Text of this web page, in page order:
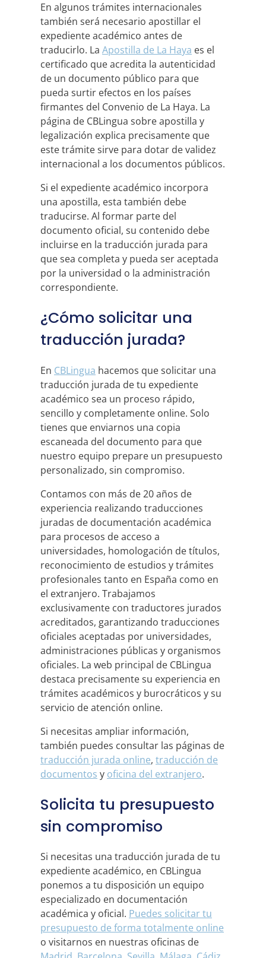
En algunos trámites internacionales
también será necesario apostillar el
expediente académico antes de
traducirlo. La Apostilla de La Haya es el
certificado que acredita la autenticidad
de un documento público para que
pueda surtir efectos en los países
firmantes del Convenio de La Haya. La
página de CBLingua sobre apostilla y
legalización explica precisamente que
este trámite sirve para dotar de validez
internacional a los documentos públicos.
Si el expediente académico incorpora
una apostilla, esta también debe
traducirse. Al formar parte del
documento oficial, su contenido debe
incluirse en la traducción jurada para
que sea completa y pueda ser aceptada
por la universidad o la administración
correspondiente.
¿Cómo solicitar una
traducción jurada?
En CBLingua hacemos que solicitar una
traducción jurada de tu expediente
académico sea un proceso rápido,
sencillo y completamente online. Solo
tienes que enviarnos una copia
escaneada del documento para que
nuestro equipo prepare un presupuesto
personalizado, sin compromiso.
Contamos con más de 20 años de
experiencia realizando traducciones
juradas de documentación académica
para procesos de acceso a
universidades, homologación de títulos,
reconocimiento de estudios y trámites
profesionales tanto en España como en
el extranjero. Trabajamos
exclusivamente con traductores jurados
acreditados, garantizando traducciones
oficiales aceptadas por universidades,
administraciones públicas y organismos
oficiales. La web principal de CBLingua
destaca precisamente su experiencia en
trámites académicos y burocráticos y su
servicio de atención online.
Si necesitas ampliar información,
también puedes consultar las páginas de
traducción jurada online, traducción de
documentos y oficina del extranjero.
Solicita tu presupuesto
sin compromiso
Si necesitas una traducción jurada de tu
expediente académico, en CBLingua
ponemos a tu disposición un equipo
especializado en documentación
académica y oficial. Puedes solicitar tu
presupuesto de forma totalmente online
o visitarnos en nuestras oficinas de